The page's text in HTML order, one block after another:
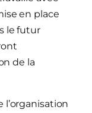
en place
le futur
de la
l’organisation